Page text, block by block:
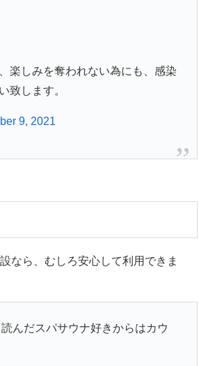
楽しみを奪われない為にも、感染
致します。
9, 2021
なら、むしろ安心して利用できま
んだスパサウナ好きからはカウ